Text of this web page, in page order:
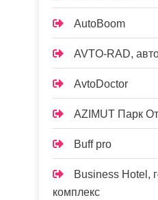
AutoBoom
AVTO-RAD,
AvtoDoctor
AZIMUT Парк
Buff pro
Business Hotel,
комплекс